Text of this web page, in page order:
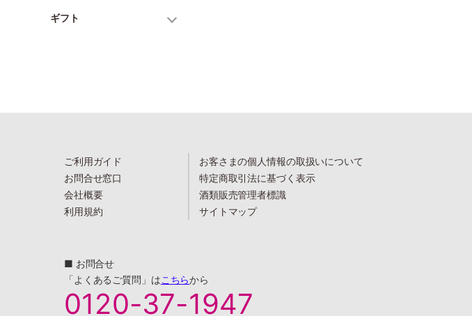
ギフト
ご利用ガイド
お問合せ窓口
会社概要
利用規約
お客さまの個人情報の取扱いについて
特定商取引法に基づく表示
酒類販売管理者標識
サイトマップ
■ お問合せ
「よくあるご質問」はこちらから
0120-37-1947